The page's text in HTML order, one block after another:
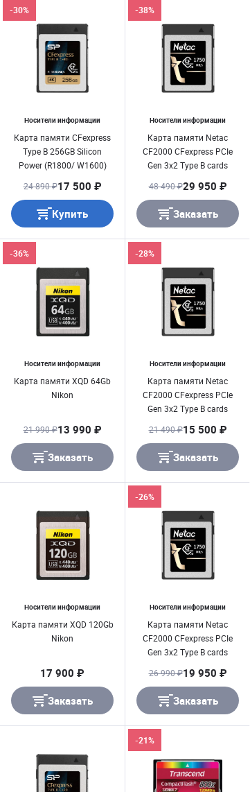
Носители информации
Карта памяти CFexpress
Type B 256GB Silicon
Power (R1800/ W1600)
-30%
24 890 ₽17 500 ₽
Купить
Носители информации
Карта памяти Netac
CF2000 CFexpress PCIe
Gen 3x2 Type B cards
1650MB/ s
-38%
48 490 ₽29 950 ₽
Заказать
Носители информации
Карта памяти XQD 64Gb
Nikon
-36%
21 990 ₽13 990 ₽
Заказать
Носители информации
Карта памяти Netac
CF2000 CFexpress PCIe
Gen 3x2 Type B cards
1650MB/ s
-28%
21 490 ₽15 500 ₽
Заказать
Носители информации
Карта памяти XQD 120Gb
Nikon
17 900 ₽
Заказать
Носители информации
Карта памяти Netac
CF2000 CFexpress PCIe
Gen 3x2 Type B cards
1650MB/ s
-26%
26 990 ₽19 950 ₽
Заказать
-21%